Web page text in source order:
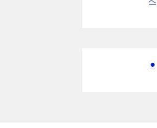
●